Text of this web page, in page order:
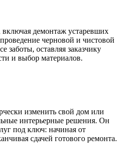
включая демонтаж устаревших
черновой и чистовой
заботы, оставляя заказчику
и выбор материалов.
изменить свой дом или
интерьерные решения. Он
под ключ: начиная от
сдачей готового ремонта.